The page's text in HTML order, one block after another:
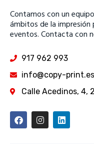
Contamos con un
ámbitos de la
eventos. Contacta con
917 962 993
info@copy-print.es
Calle Acedinos, 4,